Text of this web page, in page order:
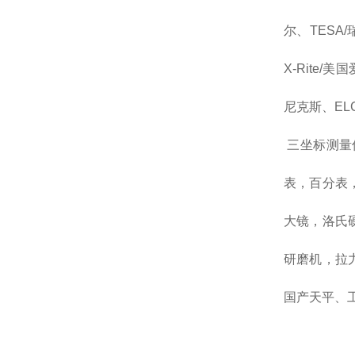
尔、TESA/
X-Rite/美国
尼克斯、
三坐标测
表，百分表
大镜，洛氏
研磨机，拉
国产天平、